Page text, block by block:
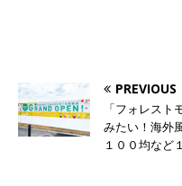
PREVIOUS
「フォレス
みたい！海外
１００均など